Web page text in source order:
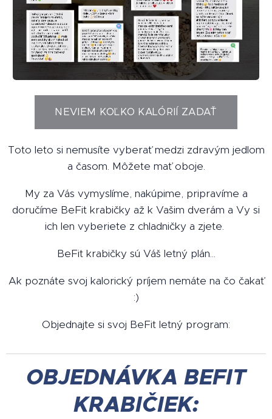
NEVIEM KOĽKO KALÓRIÍ ZADAŤ
Toto leto si nemusíte vyberať medzi zdravým jedlom
a časom. Môžete mať oboje.
My za Vás vymyslíme, nakúpime, pripravíme a
doručíme BeFit krabičky až k Vašim dverám a Vy si
ich len vyberiete z chladničky a zjete.
BeFit krabičky sú Váš letný plán...
Ak poznáte svoj kalorický príjem nemáte na čo čakať
:)
Objednajte si svoj BeFit letný program:
OBJEDNÁVKA BEFIT
KRABIČIEK: